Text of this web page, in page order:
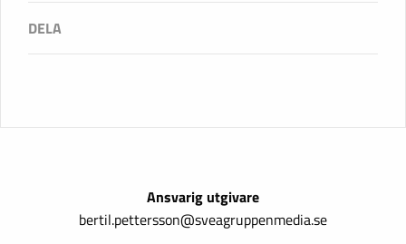
Ansvarig utgivare
bertil.pettersson@sveagruppenmedia.se